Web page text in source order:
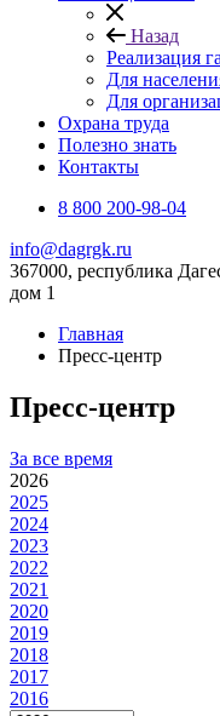
Назад
Реализация
Для
Для
Охрана труда
Полезно знать
Контакты
8 800 200-98-04
info@dagrgk.ru
367000, республика
дом 1
Главная
Пресс-центр
Пресс-центр
За все время
2026
2025
2024
2023
2022
2021
2020
2019
2018
2017
2016